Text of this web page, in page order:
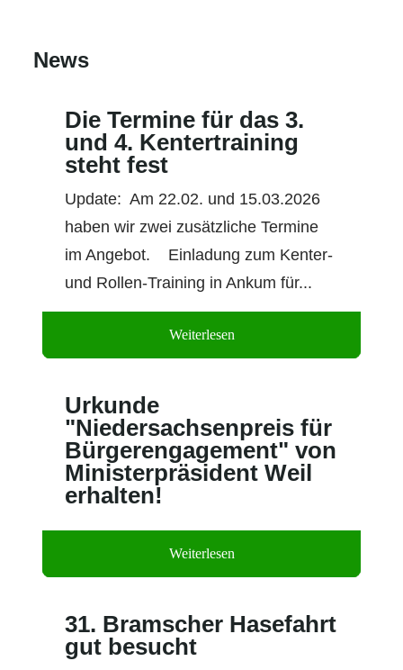
News
Die Termine für das 3.
und 4. Kentertraining
steht fest
Update: Am 22.02. und 15.03.2026
haben wir zwei zusätzliche Termine
im Angebot. Einladung zum Kenter-
und Rollen-Training in Ankum für...
Weiterlesen
01 Feb. 2024
Urkunde
"Niedersachsenpreis für
Bürgerengagement" von
Ministerpräsident Weil
erhalten!
Weiterlesen
24 Mai 2023
31. Bramscher Hasefahrt
gut besucht